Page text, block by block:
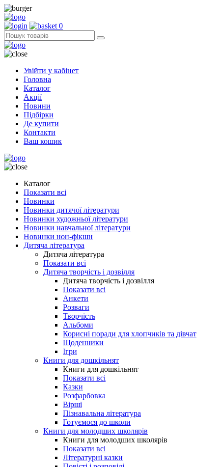
0
Увійти у кабінет
Головна
Каталог
Акції
Новини
Підбірки
Де купити
Контакти
Ваш кошик
Каталог
Показати всі
Новинки
Новинки дитячої літератури
Новинки художньої літератури
Новинки навчальної літератури
Новинки нон-фікшн
Дитяча література
Дитяча література
Показати всі
Дитяча творчість і дозвілля
Дитяча творчість і дозвілля
Показати всі
Анкети
Розваги
Творчість
Альбоми
Корисні поради для хлопчиків та дівчат
Щоденники
Ігри
Книги для дошкільнят
Книги для дошкільнят
Показати всі
Казки
Розфарбовка
Вірші
Пізнавальна література
Готуємося до школи
Книги для молодших школярів
Книги для молодших школярів
Показати всі
Літературні казки